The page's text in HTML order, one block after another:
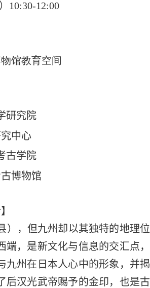
） 10:30-12:00
馆教育空间
研究院
中心
古学院
博物馆
），但九州却以其独特的地理位
，是新文化与信息的交汇点，
九州在日本人心中的形象，并揭
后汉光武帝赐予的金印，也是古